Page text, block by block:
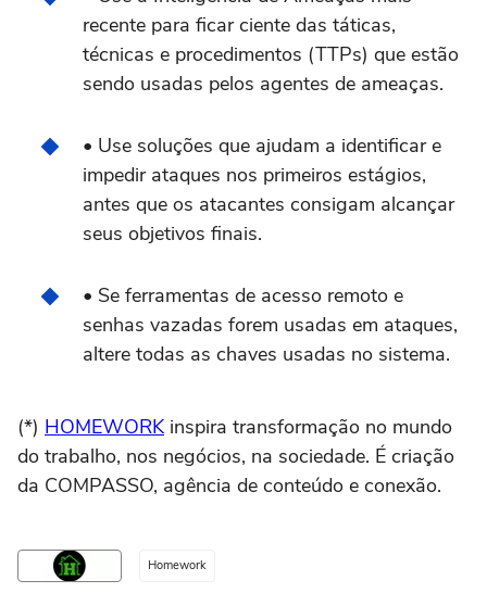
recente para ficar ciente das táticas,
técnicas e procedimentos (TTPs) que estão
sendo usadas pelos agentes de ameaças.
• Use soluções que ajudam a identificar e
impedir ataques nos primeiros estágios,
antes que os atacantes consigam alcançar
seus objetivos finais.
• Se ferramentas de acesso remoto e
senhas vazadas forem usadas em ataques,
altere todas as chaves usadas no sistema.
(*) HOMEWORKinspira transformação no mundo
do trabalho, nos negócios, na sociedade. É criação
da COMPASSO, agência de conteúdo e conexão.
Homework